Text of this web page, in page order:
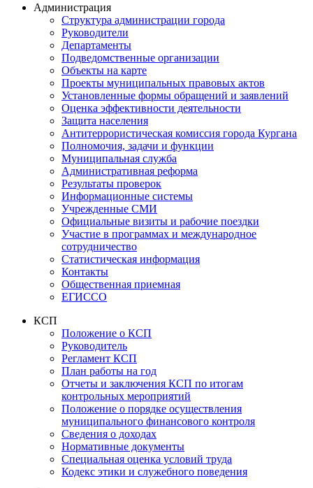
Администрация
Структура администрации города
Руководители
Департаменты
Подведомственные организации
Объекты на карте
Проекты муниципальных правовых актов
Установленные формы обращений и заявлений
Оценка эффективности деятельности
Защита населения
Антитеррористическая комиссия города Кургана
Полномочия, задачи и функции
Муниципальная служба
Административная реформа
Результаты проверок
Информационные системы
Учрежденные СМИ
Официальные визиты и рабочие поездки
Участие в программах и международное
сотрудничество
Статистическая информация
Контакты
Общественная приемная
ЕГИССО
КСП
Положение о КСП
Руководитель
Регламент КСП
План работы на год
Отчеты и заключения КСП по итогам
контрольных мероприятий
Положение о порядке осуществления
муниципального финансового контроля
Сведения о доходах
Нормативные документы
Специальная оценка условий труда
Кодекс этики и служебного поведения